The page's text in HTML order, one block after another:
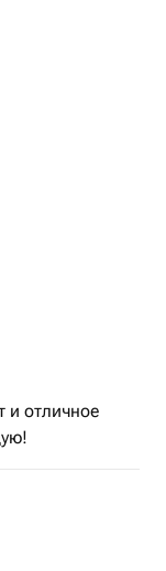
и отличное